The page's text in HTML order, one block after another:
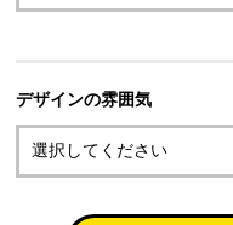
デザインの雰囲気